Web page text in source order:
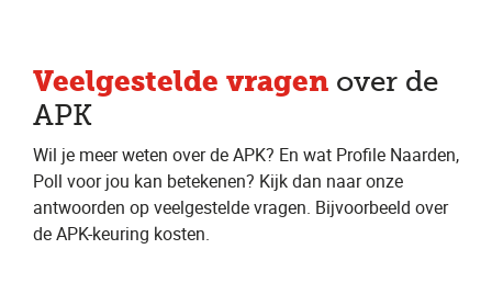
Veelgestelde vragen over de
APK
Wil je meer weten over de APK? En wat Profile Naarden,
Poll voor jou kan betekenen? Kijk dan naar onze
antwoorden op veelgestelde vragen. Bijvoorbeeld over
de APK-keuring kosten.